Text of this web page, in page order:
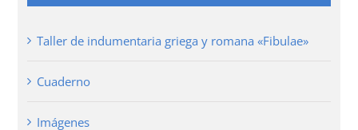
Taller de indumentaria griega y romana «Fibulae»
Cuaderno
Imágenes